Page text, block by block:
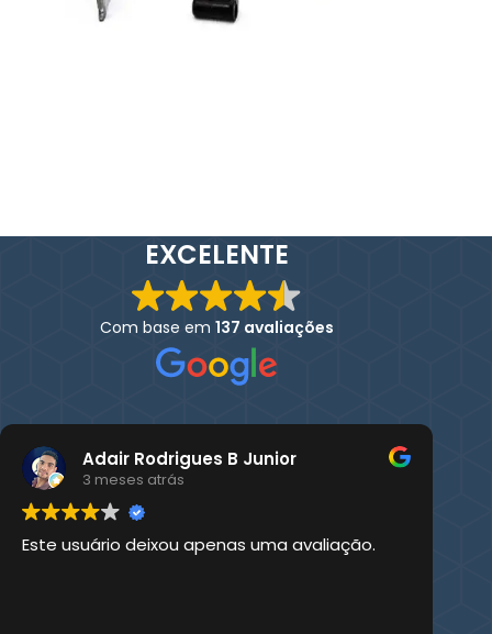
EXCELENTE
Com base em 137 avaliações
Adair Rodrigues B Junior
3 meses atrás
Este usuário deixou apenas uma avaliação.